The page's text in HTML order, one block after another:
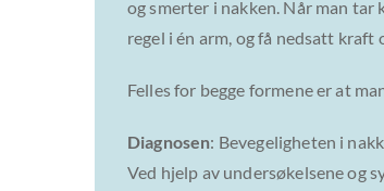
og smerter i nakken. Når man tar
regel i én arm, og få nedsatt kraft
Felles for begge formene er at
Diagnosen: Bevegeligheten i
Ved hjelp av undersøkelsene og